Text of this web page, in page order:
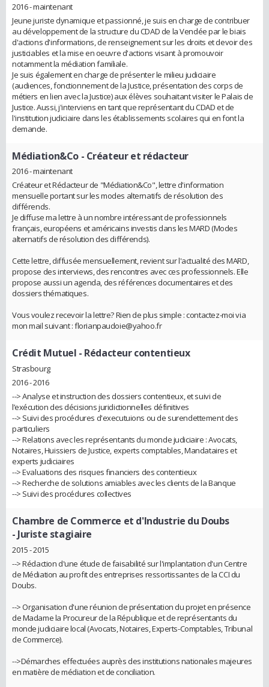
2016 - maintenant
Jeune juriste dynamique et passionné, je suis en charge de contribuer
au développement de la structure du CDAD de la Vendée par le biais
d'actions d'informations, de renseignement sur les droits et devoir des
justiciables et la mise en oeuvre d'actions visant à promouvoir
notamment la médiation familiale.
Je suis également en charge de présenter le milieu judiciaire
(audiences, fonctionnement de la Justice, présentation des corps de
métiers en lien avec la Justice) aux élèves souhaitant visiter le Palais de
Justice. Aussi, j'interviens en tant que représentant du CDAD et de
l'institution judiciaire dans les établissements scolaires qui en font la
demande.
Médiation&Co- Créateur et rédacteur
2016 - maintenant
Créateur et Rédacteur de "Médiation&Co", lettre d'information
mensuelle portant sur les modes alternatifs de résolution des
différends.
Je diffuse ma lettre à un nombre intéressant de professionnels
français, européens et américains investis dans les MARD (Modes
alternatifs de résolution des différends).
Cette lettre, diffusée mensuellement, revient sur l'actualité des MARD,
propose des interviews, des rencontres avec ces professionnels. Elle
propose aussi un agenda, des références documentaires et des
dossiers thématiques.
Vous voulez recevoir la lettre? Rien de plus simple : contactez-moi via
mon mail suivant : florianpaudoie@yahoo.fr
Crédit Mutuel - Rédacteur contentieux
Strasbourg
2016 - 2016
--> Analyse et instruction des dossiers contentieux, et suivi de
l’exécution des décisions juridictionnelles définitives
--> Suivi des procédures d'executuions ou de surendettement des
particuliers
--> Relations avec les représentants du monde judiciaire : Avocats,
Notaires, Huissiers de Justice, experts comptables, Mandataires et
experts judiciaires
--> Evaluations des risques financiers des contentieux
--> Recherche de solutions amiables avec les clients de la Banque
--> Suivi des procédures collectives
Chambre de Commerce et d'Industrie du Doubs
- Juriste stagiaire
2015 - 2015
--> Rédaction d'une étude de faisabilité sur l'implantation d'un Centre
de Médiation au profit des entreprises ressortissantes de la CCI du
Doubs.
--> Organisation d'une réunion de présentation du projet en présence
de Madame la Procureur de la République et de représentants du
monde judiciaire local (Avocats, Notaires, Experts-Comptables, Tribunal
de Commerce).
-->Démarches effectuées auprès des institutions nationales majeures
en matière de médiation et de conciliation.